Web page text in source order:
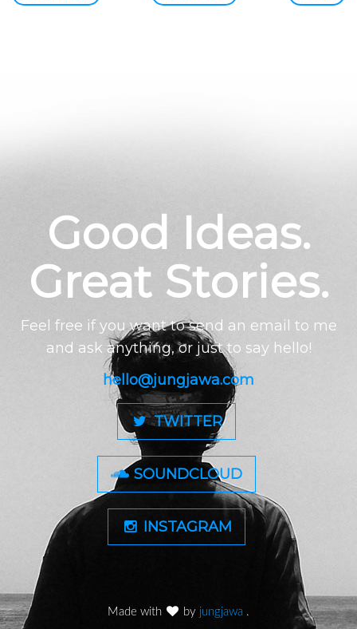
Good Ideas.
Great Stories.
Feel free if you want to send an email to me
and ask anything, or just to say hello!
hello@jungjawa.com
TWITTER
SOUNDCLOUD
INSTAGRAM
Made with by jungjawa .